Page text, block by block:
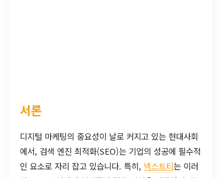
서론
디지털 마케팅의 중요성이 날로 커지고 있는 현대사회
에서, 검색 엔진 최적화(SEO)는 기업의 성공에 필수적
인 요소로 자리 잡고 있습니다. 특히, 넥스트티는 이러